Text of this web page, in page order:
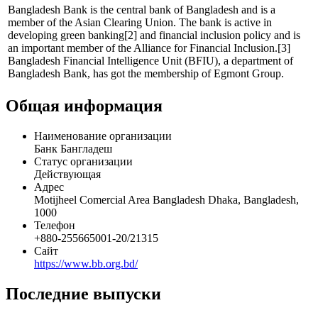
Bangladesh Bank is the central bank of Bangladesh and is a
member of the Asian Clearing Union. The bank is active in
developing green banking[2] and financial inclusion policy and is
an important member of the Alliance for Financial Inclusion.[3]
Bangladesh Financial Intelligence Unit (BFIU), a department of
Bangladesh Bank, has got the membership of Egmont Group.
Общая информация
Наименование организации
Банк Бангладеш
Статус организации
Действующая
Адрес
Motijheel Comercial Area Bangladesh Dhaka, Bangladesh,
1000
Телефон
+880-255665001-20/21315
Сайт
https://www.bb.org.bd/
Последние выпуски